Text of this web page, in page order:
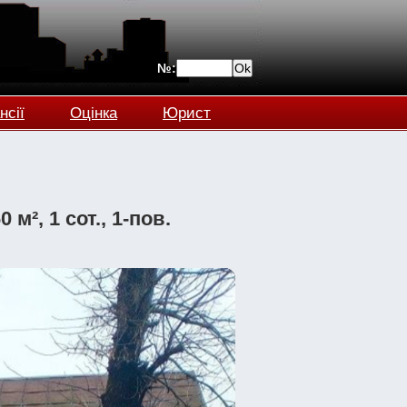
№:
Оцінка Юрист
м², 1 сот., 1-пов.